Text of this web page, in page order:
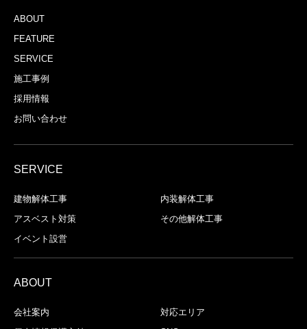
ABOUT
FEATURE
SERVICE
施工事例
採用情報
お問い合わせ
SERVICE
建物解体⼯事
内装解体⼯事
アスベスト対策
その他解体工事
イベント設営
ABOUT
会社案内
対応エリア